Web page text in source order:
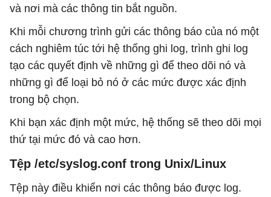
và nơi mà các thông tin bắt nguồn.
Khi mỗi chương trình gửi các thông báo của nó một
cách nghiêm túc tới hệ thống ghi log, trình ghi log
tạo các quyết định về những gì để theo dõi nó và
những gì để loại bỏ nó ở các mức được xác định
trong bộ chọn.
Khi bạn xác định một mức, hệ thống sẽ theo dõi mọi
thứ tại mức đó và cao hơn.
Tệp /etc/syslog.conf trong Unix/Linux
Tệp này điều khiển nơi các thông báo được log.